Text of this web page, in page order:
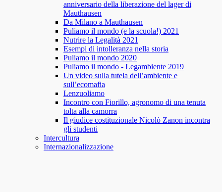
anniversario della liberazione del lager di
Mauthausen
Da Milano a Mauthausen
Puliamo il mondo (e la scuola!) 2021
Nutrire la Legalità 2021
Esempi di intolleranza nella storia
Puliamo il mondo 2020
Puliamo il mondo - Legambiente 2019
Un video sulla tutela dell’ambiente e
sull’ecomafia
Lenzuoliamo
Incontro con Fiorillo, agronomo di una tenuta
tolta alla camorra
Il giudice costituzionale Nicolò Zanon incontra
gli studenti
Intercultura
Internazionalizzazione